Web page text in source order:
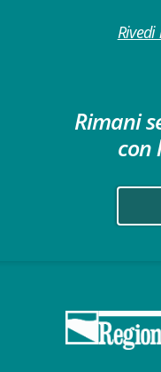
Rivedi
Rimani
con